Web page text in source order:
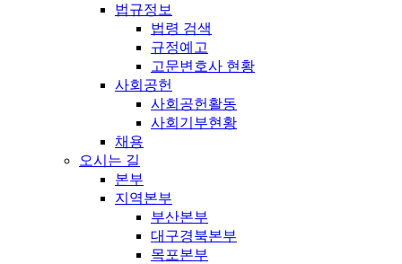
법규정보
법령 검색
규정예고
고문변호사 현황
사회공헌
사회공헌활동
사회기부현황
채용
오시는 길
본부
지역본부
부산본부
대구경북본부
목포본부